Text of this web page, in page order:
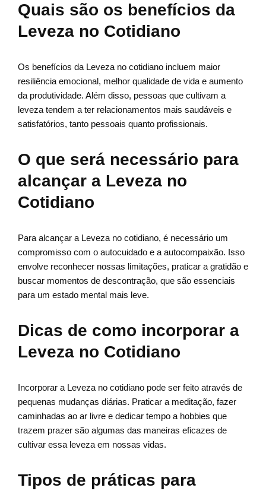
Quais são os benefícios da
Leveza no Cotidiano
Os benefícios da Leveza no cotidiano incluem maior
resiliência emocional, melhor qualidade de vida e aumento
da produtividade. Além disso, pessoas que cultivam a
leveza tendem a ter relacionamentos mais saudáveis e
satisfatórios, tanto pessoais quanto profissionais.
O que será necessário para
alcançar a Leveza no
Cotidiano
Para alcançar a Leveza no cotidiano, é necessário um
compromisso com o autocuidado e a autocompaixão. Isso
envolve reconhecer nossas limitações, praticar a gratidão e
buscar momentos de descontração, que são essenciais
para um estado mental mais leve.
Dicas de como incorporar a
Leveza no Cotidiano
Incorporar a Leveza no cotidiano pode ser feito através de
pequenas mudanças diárias. Praticar a meditação, fazer
caminhadas ao ar livre e dedicar tempo a hobbies que
trazem prazer são algumas das maneiras eficazes de
cultivar essa leveza em nossas vidas.
Tipos de práticas para